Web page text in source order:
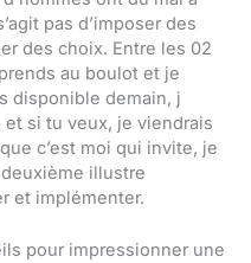
pas d’imposer des
des choix. Entre les 02
au boulot et je
disponible demain, j
si tu veux, je viendrais
c’est moi qui invite, je
illustre
et implémenter.
pour impressionner une